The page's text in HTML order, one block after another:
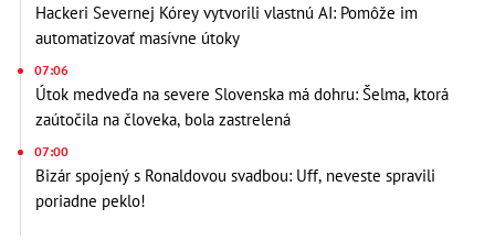
Hackeri Severnej Kórey vytvorili vlastnú AI: Pomôže im
automatizovať masívne útoky
07:06
Útok medveďa na severe Slovenska má dohru: Šelma, ktorá
zaútočila na človeka, bola zastrelená
07:00
Bizár spojený s Ronaldovou svadbou: Uff, neveste spravili
poriadne peklo!